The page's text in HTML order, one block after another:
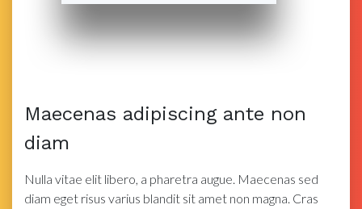
Maecenas adipiscing ante non
diam
Nulla vitae elit libero, a pharetra augue. Maecenas sed
diam eget risus varius blandit sit amet non magna. Cras